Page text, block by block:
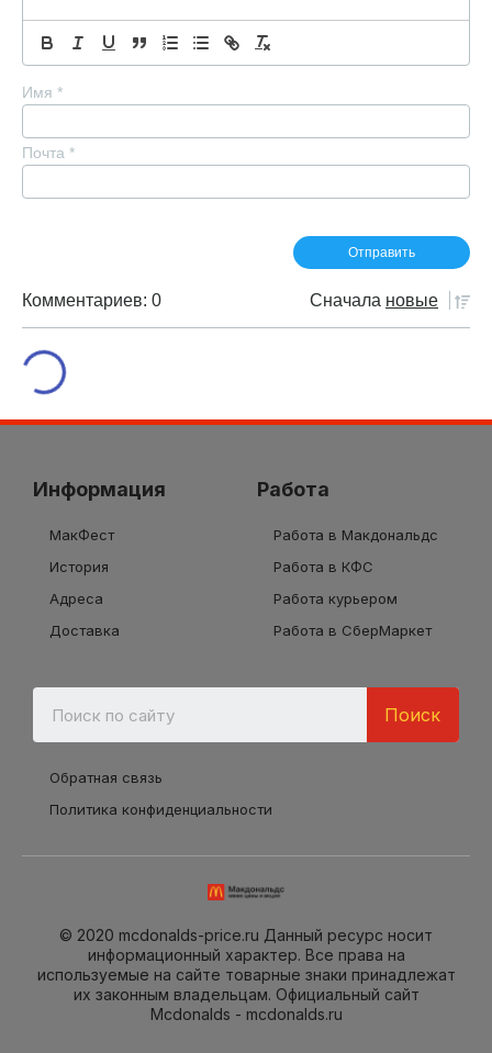
Имя *
Почта *
Комментариев: 0 Сначала новые
Информация
МакФест
История
Адреса
Доставка
Работа
Работа в Макдональдс
Работа в КФС
Работа курьером
Работа в СберМаркет
Поиск
Обратная связь
Политика конфиденциальности
© 2020 mcdonalds-price.ru Данный ресурс носит
информационный характер. Все права на
используемые на сайте товарные знаки принадлежат
их законным владельцам. Официальный сайт
Mcdonalds - mcdonalds.ru